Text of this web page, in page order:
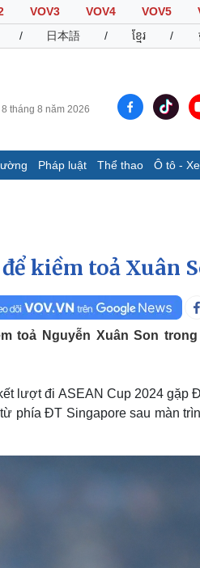
VOV3 VOV4 VOV5
/ 日本語 / ខ្មែរ /
tháng 8 năm 2026
Pháp luật Thể thao Ô tô -
Infographic
thể thao
Ô tô - Xe máy
Tư vấn
kiềm toả Xuân
toả Nguyễn Xuân Son
lượt đi ASEAN Cup 2024 gặp
phía ĐT Singapore sau màn